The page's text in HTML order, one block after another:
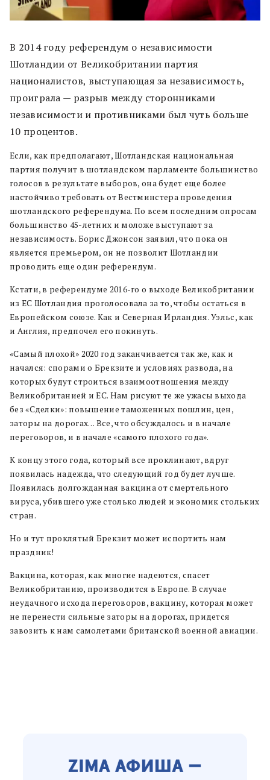
В 2014 году референдум о независимости
Шотландии от Великобритании партия
националистов, выступающая за независимость,
проиграла — разрыв между сторонниками
независимости и противниками был чуть больше
10 процентов.
Если, как предполагают, Шотландская национальная
партия получит в шотландском парламенте большинство
голосов в результате выборов, она будет еще более
настойчиво требовать от Вестминстера проведения
шотландского референдума. По всем последним опросам
большинство 45-летних и моложе выступают за
независимость. Борис Джонсон заявил, что пока он
является премьером, он не позволит Шотландии
проводить еще один референдум.
Кстати, в референдуме 2016-го о выходе Великобритании
из ЕС Шотландия проголосовала за то, чтобы остаться в
Европейском союзе. Как и Северная Ирландия. Уэльс, как
и Англия, предпочел его покинуть.
«Самый плохой» 2020 год заканчивается так же, как и
начался: спорами о Брекзите и условиях развода, на
которых будут строиться взаимоотношения между
Великобританией и ЕС. Нам рисуют те же ужасы выхода
без «Сделки»: повышение таможенных пошлин, цен,
заторы на дорогах… Все, что обсуждалось и в начале
переговоров, и в начале «самого плохого года».
К концу этого года, который все проклинают, вдруг
появилась надежда, что следующий год будет лучше.
Появилась долгожданная вакцина от смертельного
вируса, убившего уже столько людей и экономик стольких
стран.
Но и тут проклятый Брекзит может испортить нам
праздник!
Вакцина, которая, как многие надеются, спасет
Великобританию, производится в Европе. В случае
неудачного исхода переговоров, вакцину, которая может
не перенести сильные заторы на дорогах, придется
завозить к нам самолетами британской военной авиации.